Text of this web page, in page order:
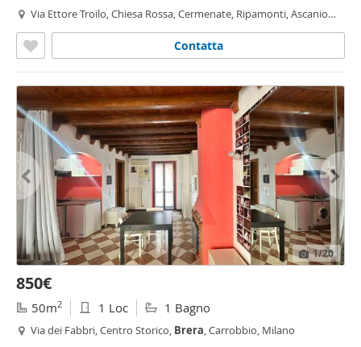
Via Ettore Troilo, Chiesa Rossa, Cermenate, Ripamonti, Ascanio
Contatta
1/20
850€
50m2 1 Loc 1 Bagno
Via dei Fabbri, Centro Storico, Brera, Carrobbio, Milano